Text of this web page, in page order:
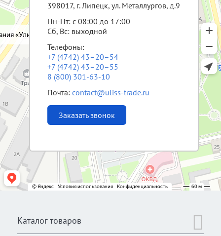
398017, г. Липецк, ул. Металлургов, д.9
Пн-Пт: с 08:00 до 17:00
Сб, Вс: выходной
Телефоны:
+7 (4742) 43–20–54
+7 (4742) 43–20–55
8 (800) 301-63-10
Почта:contact@uliss-trade.ru
Заказать звонок
Каталог товаров